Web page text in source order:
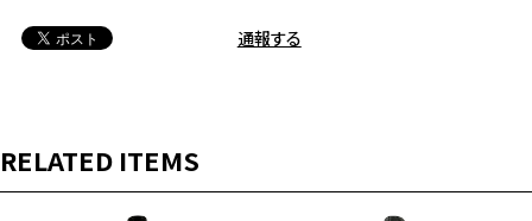
通報する
RELATED ITEMS